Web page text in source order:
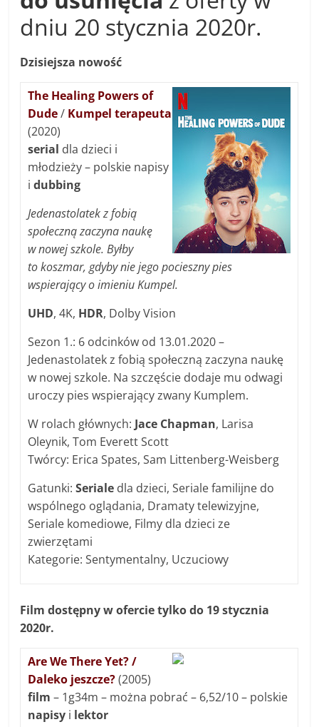
dniu 20 stycznia 2020r.
Dzisiejsza nowość
The Healing Powers of
Dude/ Kumpel terapeuta
(2020)
serial dla dzieci i
młodzieży – polskie napisy
idubbing
Jedenastolatek z fobią
społeczną zaczyna naukę
w nowej szkole. Byłby
to koszmar, gdyby nie jego pocieszny pies
wspierający o imieniu Kumpel.
UHD, 4K, HDR, Dolby Vision
Sezon 1.: 6 odcinków od 13.01.2020 –
Jedenastolatek z fobią społeczną zaczyna naukę
w nowej szkole. Na szczęście dodaje mu odwagi
uroczy pies wspierający zwany Kumplem.
W rolach głównych: Jace Chapman, Larisa
Oleynik, Tom Everett Scott
Twórcy: Erica Spates, Sam Littenberg-Weisberg
Gatunki:Seriale dla dzieci, Seriale familijne do
wspólnego oglądania, Dramaty telewizyjne,
Seriale komediowe, Filmy dla dzieci ze
zwierzętami
Kategorie: Sentymentalny, Uczuciowy
Film dostępny w ofercie tylko do 19 stycznia
2020r.
Are We There Yet? /
Daleko jeszcze?(2005)
film – 1g34m – można pobrać – 6,52/10 – polskie
napisy i lektor